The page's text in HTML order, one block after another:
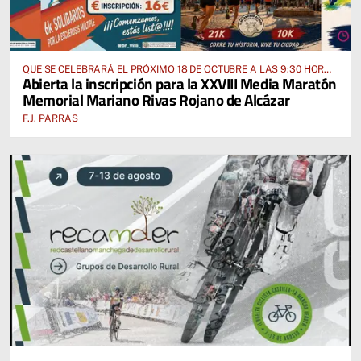
QUE SE CELEBRARÁ EL PRÓXIMO 18 DE OCTUBRE A LAS 9:30 HORAS
DESDE EL PABELLÓN VICENTE PANIAGUA
Abierta la inscripción para la XXVIII Media Maratón
Memorial Mariano Rivas Rojano de Alcázar
F.J. PARRAS